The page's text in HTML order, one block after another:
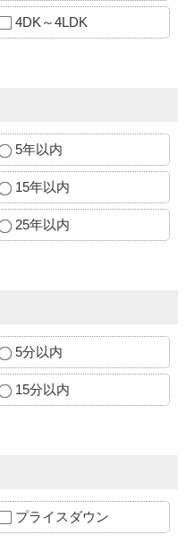
4DK～4LDK
5年以内
15年以内
25年以内
5分以内
15分以内
プライスダウン